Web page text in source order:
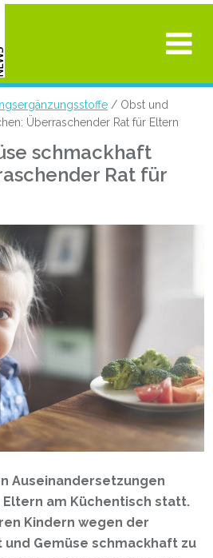
/ Obst und
Überraschender Rat für Eltern
schmackhaft
Rat für
Auseinandersetzungen
am Küchentisch statt.
Kindern wegen der
und Gemüse schmackhaft zu